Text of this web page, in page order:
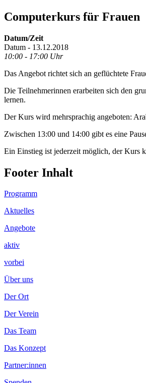
Computerkurs für Frauen
Datum/Zeit
Datum - 13.12.2018
10:00 - 17:00 Uhr
Das Angebot richtet sich an geflüchtete
Die Teilnehmerinnen erarbeiten sich den
lernen.
Der Kurs wird mehrsprachig angeboten:
Zwischen 13:00 und 14:00 gibt es eine
Ein Einstieg ist jederzeit möglich, der Kurs
Footer Inhalt
Programm
Aktuelles
Angebote
aktiv
vorbei
Über uns
Der Ort
Der Verein
Das Team
Das Konzept
Partner:innen